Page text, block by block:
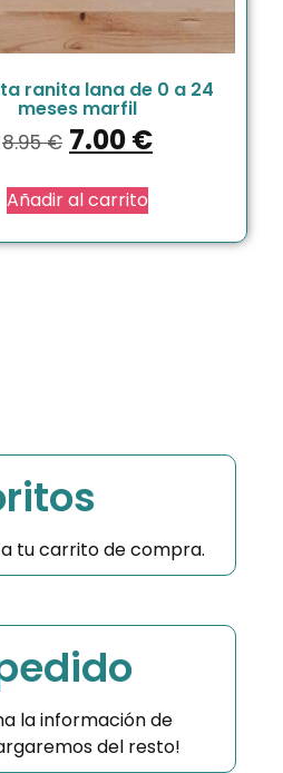
ranita lana de 0 a 24
meses marfil
8.95€ 7.00€
Añadir al carrito
tu carrito de compra.
la información de
del resto!